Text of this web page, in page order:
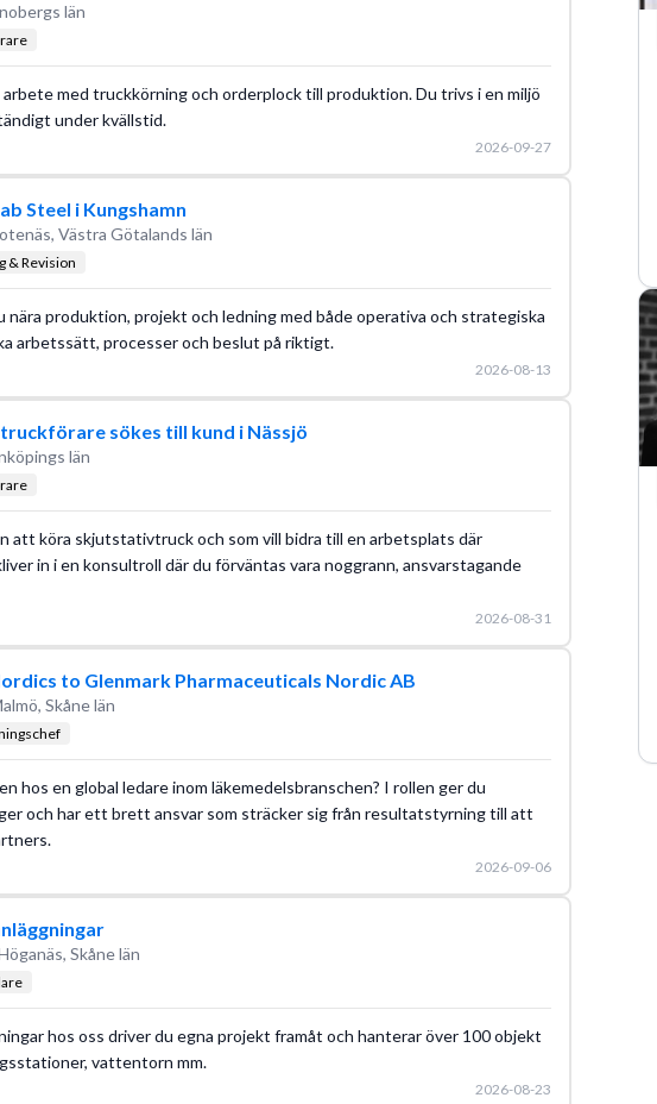
län
med truckkörning och orderplock till produktion. Du trivs i en miljö
under kvällstid.
2026-09-27
Steel i Kungshamn
Västra Götalands län
& Revision
nära produktion, projekt och ledning med både operativa och strategiska
arbetssätt, processer och beslut på riktigt.
2026-08-13
sökes till kund i Nässjö
län
att köra skjutstativtruck och som vill bidra till en arbetsplats där
in i en konsultroll där du förväntas vara noggrann, ansvarstagande
2026-08-31
to Glenmark Pharmaceuticals Nordic AB
Skåne län
hos en global ledare inom läkemedelsbranschen? I rollen ger du
och har ett brett ansvar som sträcker sig från resultatstyrning till att
2026-09-06
Skåne län
hos oss driver du egna projekt framåt och hanterar över 100 objekt
vattentorn mm.
2026-08-23